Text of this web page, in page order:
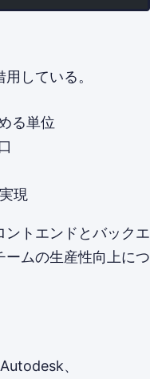
している。
る単位
現
トエンドとバックエ
ームの生産性向上につ
、